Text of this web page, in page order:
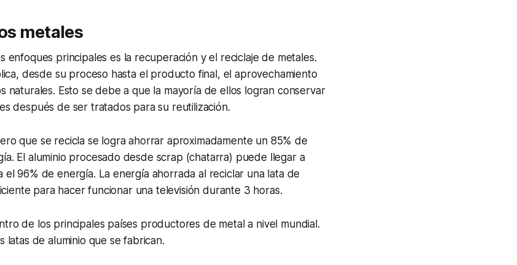
metales
enfoques principales es la recuperación y el reciclaje de metales.
desde su proceso hasta el producto final, el aprovechamiento
naturales. Esto se debe a que la mayoría de ellos logran conservar
después de ser tratados para su reutilización.
que se recicla se logra ahorrar aproximadamente un 85% de
El aluminio procesado desde scrap (chatarra) puede llegar a
96% de energía. La energía ahorrada al reciclar una lata de
para hacer funcionar una televisión durante 3 horas.
de los principales países productores de metal a nivel mundial.
latas de aluminio que se fabrican.